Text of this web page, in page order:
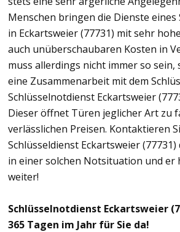
Menschen bringen die Dienste eines
in Eckartsweier (77731) mit sehr
auch unüberschaubaren Kosten in
muss allerdings nicht immer so sein,
eine Zusammenarbeit mit dem
Schlüsselnotdienst Eckartsweier
Dieser öffnet Türen jeglicher Art zu
verlässlichen Preisen. Kontaktieren
Schlüsseldienst Eckartsweier
in einer solchen Notsituation und er
weiter!
Schlüsselnotdienst Eckartsweier
365 Tagen im Jahr für Sie da!